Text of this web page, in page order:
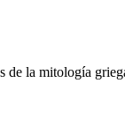
de la mitología